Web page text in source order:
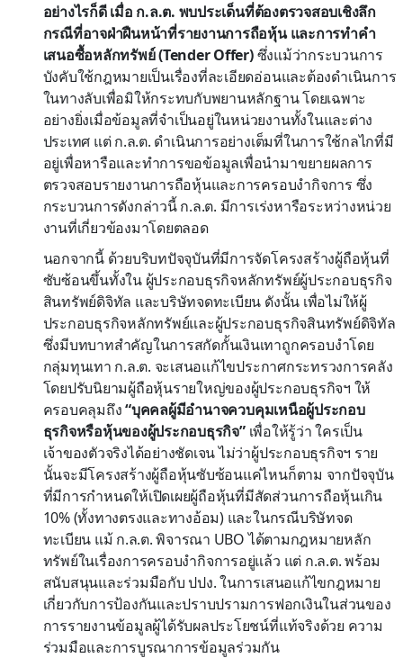
อย่างไรก็ดี เมื่อ ก.ล.ต. พบประเด็นที่ต้องตรวจสอบเชิงลึก
กรณีที่อาจฝ่าฝืนหน้าที่รายงานการถือหุ้น และการทำคำ
เสนอซื้อหลักทรัพย์ (Tender Offer)ซึ่งแม้ว่ากระบวนการ
บังคับใช้กฎหมายเป็นเรื่องที่ละเอียดอ่อนและต้องดำเนินการ
ในทางลับเพื่อมิให้กระทบกับพยานหลักฐาน โดยเฉพาะ
อย่างยิ่งเมื่อข้อมูลที่จำเป็นอยู่ในหน่วยงานทั้งในและต่าง
ประเทศ แต่ ก.ล.ต. ดำเนินการอย่างเต็มที่ในการใช้กลไกที่มี
อยู่เพื่อหารือและทำการขอข้อมูลเพื่อนำมาขยายผลการ
ตรวจสอบรายงานการถือหุ้นและการครอบงำกิจการ ซึ่ง
กระบวนการดังกล่าวนี้ ก.ล.ต. มีการเร่งหารือระหว่างหน่วย
งานที่เกี่ยวข้องมาโดยตลอด
นอกจากนี้ ด้วยบริบทปัจจุบันที่มีการจัดโครงสร้างผู้ถือหุ้นที่
ซับซ้อนขึ้นทั้งใน ผู้ประกอบธุรกิจหลักทรัพย์ผู้ประกอบธุรกิจ
สินทรัพย์ดิจิทัล และบริษัทจดทะเบียน ดังนั้น เพื่อไม่ให้ผู้
ประกอบธุรกิจหลักทรัพย์และผู้ประกอบธุรกิจสินทรัพย์ดิจิทัล
ซึ่งมีบทบาทสำคัญในการสกัดกั้นเงินเทาถูกครอบงำโดย
กลุ่มทุนเทา ก.ล.ต. จะเสนอแก้ไขประกาศกระทรวงการคลัง
โดยปรับนิยามผู้ถือหุ้นรายใหญ่ของผู้ประกอบธุรกิจฯ ให้
ครอบคลุมถึง“บุคคลผู้มีอำนาจควบคุมเหนือผู้ประกอบ
ธุรกิจหรือหุ้นของผู้ประกอบธุรกิจ”เพื่อให้รู้ว่า ใครเป็น
เจ้าของตัวจริงได้อย่างชัดเจน ไม่ว่าผู้ประกอบธุรกิจฯ ราย
นั้นจะมีโครงสร้างผู้ถือหุ้นซับซ้อนแค่ไหนก็ตาม จากปัจจุบัน
ที่มีการกำหนดให้เปิดเผยผู้ถือหุ้นที่มีสัดส่วนการถือหุ้นเกิน
10% (ทั้งทางตรงและทางอ้อม) และในกรณีบริษัทจด
ทะเบียน แม้ ก.ล.ต. พิจารณา UBO ได้ตามกฎหมายหลัก
ทรัพย์ในเรื่องการครอบงำกิจการอยู่แล้ว แต่ ก.ล.ต. พร้อม
สนับสนุนและร่วมมือกับ ปปง. ในการเสนอแก้ไขกฎหมาย
เกี่ยวกับการป้องกันและปราบปรามการฟอกเงินในส่วนของ
การรายงานข้อมูลผู้ได้รับผลประโยชน์ที่แท้จริงด้วย ความ
ร่วมมือและการบูรณาการข้อมูลร่วมกัน